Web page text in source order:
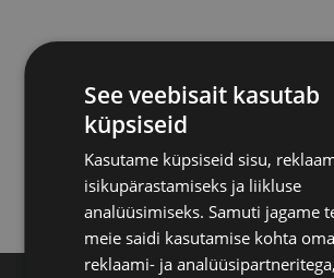
Jõhvi esindus
Kuressaare esindus
See veebisait kasutab
küpsiseid
Kasutame küpsiseid sisu,
isikupärastamiseks ja liikluse
analüüsimiseks. Samuti jagame
meie saidi kasutamise kohta oma
reklaami- ja